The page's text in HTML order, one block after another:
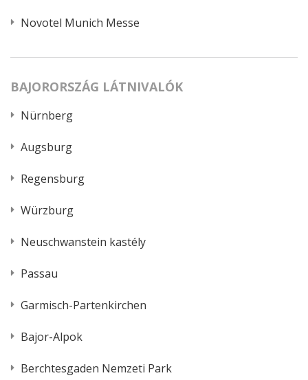
Novotel Munich Messe
BAJORORSZÁG LÁTNIVALÓK
Nürnberg
Augsburg
Regensburg
Würzburg
Neuschwanstein kastély
Passau
Garmisch-Partenkirchen
Bajor-Alpok
Berchtesgaden Nemzeti Park